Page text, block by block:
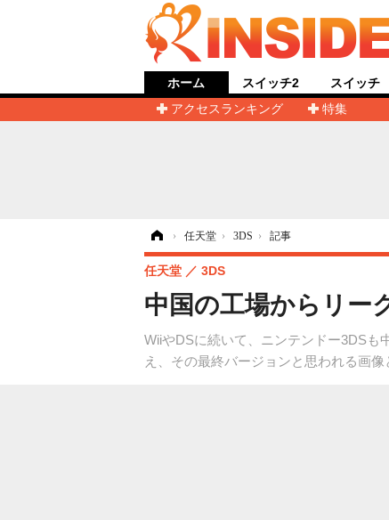
ホーム
アクセスランキング
特集
スイッチ2 スイッチ
› 任天堂 › 3DS › 記事
中国の工場からリー
WiiやDSに続いて、ニンテンドー3DSも
え、その最終バージョンと思われる画
任天堂 3DS